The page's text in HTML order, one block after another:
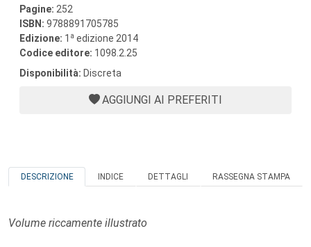
Pagine: 252
ISBN: 9788891705785
Edizione: 1 a edizione 2014
Codice editore: 1098.2.25
Disponibilità: Discreta
AGGIUNGI AI PREFERITI
DESCRIZIONE INDICE DETTAGLI RASSEGNA STAMPA
Volume riccamente illustrato